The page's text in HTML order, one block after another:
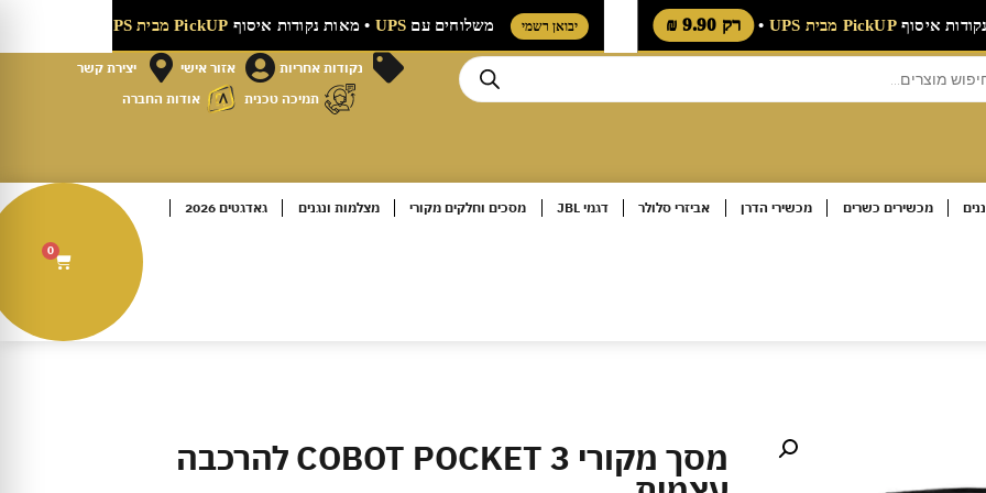
יבואן רשמי משלוחים עם UPS• מאות נקודות איסוףPickUP מבית UPS נקודות איסוףPickUP מבית UPS • רק 9.90 ₪
נקודות אחריות אזור אישי
יצירת קשר
תמיכה טכנית
אודות החברה
מכשירים כשרים מכשירי הדרן אביזרי סלולר דגמי JBL מסכים וחלקים מקורי מצלמות ונגנים גאדגטים 2026
0
מסך מקורי COBOT POCKET 3 להרכבה